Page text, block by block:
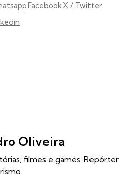
FacebookX / Twitter
Oliveira
filmes e games. Repórter